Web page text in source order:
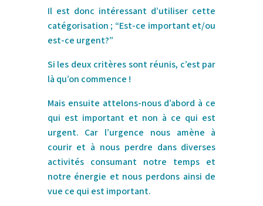
Il est donc intéressant d’utiliser cette
catégorisation ; “Est-ce important et/ou
est-ce urgent?”
Si les deux critères sont réunis, c’est par
là qu’on commence !
Mais ensuite attelons-nous d’abord à ce
qui est important et non à ce qui est
urgent. Car l’urgence nous amène à
courir et à nous perdre dans diverses
activités consumant notre temps et
notre énergie et nous perdons ainsi de
vue ce qui est important.